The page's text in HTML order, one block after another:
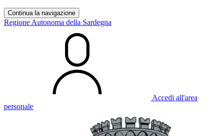
Continua la navigazione
Regione Autonoma della Sardegna
Accedi all'area
personale